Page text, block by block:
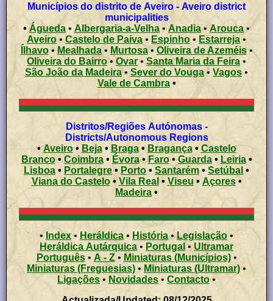
Municípios do distrito de Aveiro - Aveiro district
municipalities
• Águeda • Albergaria-a-Velha • Anadia•Arouca •
Aveiro • Castelo de Paiva • Espinho • Estarreja •
Ílhavo• Mealhada• Murtosa•Oliveira de Azeméis•
Oliveira do Bairro•Ovar • Santa Maria da Feira •
São João da Madeira• Sever do Vouga • Vagos •
Vale de Cambra •
Distritos/Regiões Autónomas -
Districts/Autonomous Regions
•Aveiro• Beja• Braga• Bragança• Castelo
Branco•Coimbra• Évora• Faro• Guarda• Leiria•
Lisboa • Portalegre • Porto • Santarém • Setúbal •
Viana do Castelo•Vila Real • Viseu • Açores •
Madeira •
• Index • Heráldica • História •Legislação •
Heráldica Autárquica • Portugal • Ultramar
Português• A - Z• Miniaturas (Municípios)•
Miniaturas (Freguesias)• Miniaturas (Ultramar)•
Ligações• Novidades • Contacto •